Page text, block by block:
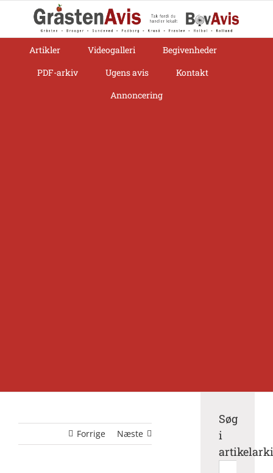
Artikler
Videogalleri
Begivenheder
PDF-arkiv
Ugens avis
Kontakt
Annoncering
Forrige Næste
Søg
i